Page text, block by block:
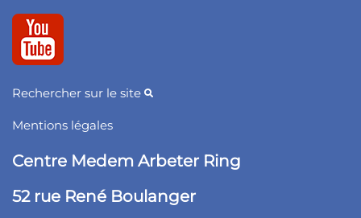
Rechercher sur le site
Mentions légales
Centre Medem Arbeter Ring
52 rue René Boulanger